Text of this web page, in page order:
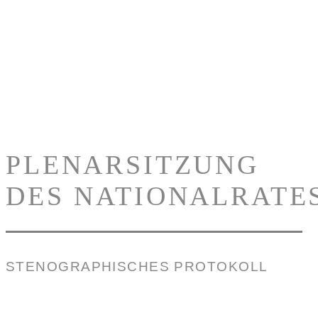
PLENARSITZUNG
DES
STENOGRAPHISCHES PROTOKOLL